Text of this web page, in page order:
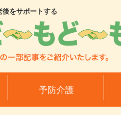
予防介護
をサポートする